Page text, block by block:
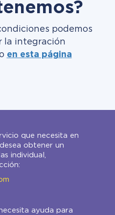
podemos
la integración
en esta página
que necesita en
obtener un
individual,
ayuda para